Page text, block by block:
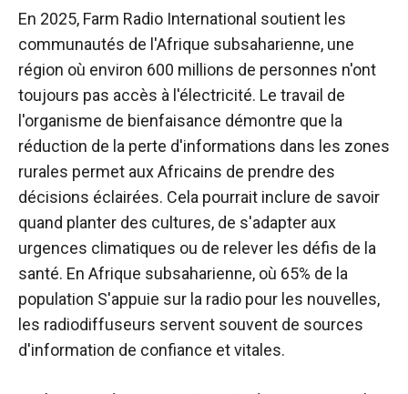
En 2025, Farm Radio International soutient les
communautés de l'Afrique subsaharienne, une
région où environ 600 millions de personnes n'ont
toujours pas accès à l'électricité. Le travail de
l'organisme de bienfaisance démontre que la
réduction de la perte d'informations dans les zones
rurales permet aux Africains de prendre des
décisions éclairées. Cela pourrait inclure de savoir
quand planter des cultures, de s'adapter aux
urgences climatiques ou de relever les défis de la
santé. En Afrique subsaharienne, où 65% de la
population S'appuie sur la radio pour les nouvelles,
les radiodiffuseurs servent souvent de sources
d'information de confiance et vitales.